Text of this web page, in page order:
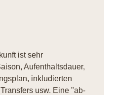
ist sehr
Aufenthaltsdauer,
inkludierten
usw. Eine "ab-